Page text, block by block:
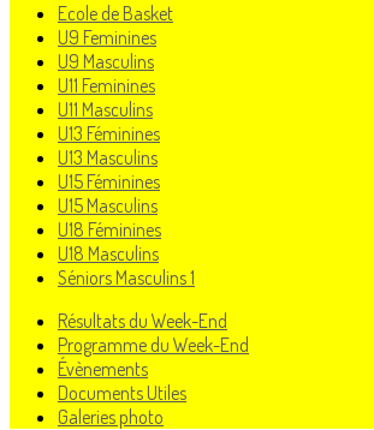
Ecole de Basket
U9 Feminines
U9 Masculins
U11 Feminines
U11 Masculins
U13 Féminines
U13 Masculins
U15 Féminines
U15 Masculins
U18 Féminines
U18 Masculins
Séniors Masculins 1
Résultats du Week-End
Programme du Week-End
Évènements
Documents Utiles
Galeries photo